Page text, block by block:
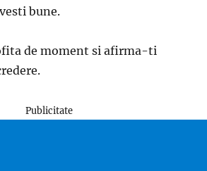
bune.
de moment si afirma-ti
Publicitate